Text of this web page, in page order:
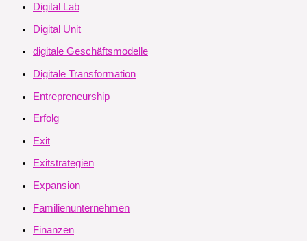
Digital Lab
Digital Unit
digitale Geschäftsmodelle
Digitale Transformation
Entrepreneurship
Erfolg
Exit
Exitstrategien
Expansion
Familienunternehmen
Finanzen